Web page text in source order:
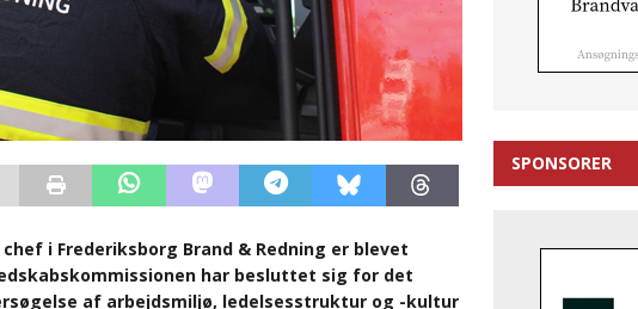
i Frederiksborg Brand & Redning er blevet
har besluttet sig for det
af arbejdsmiljø, ledelsesstruktur og -kultur
SPONSORER